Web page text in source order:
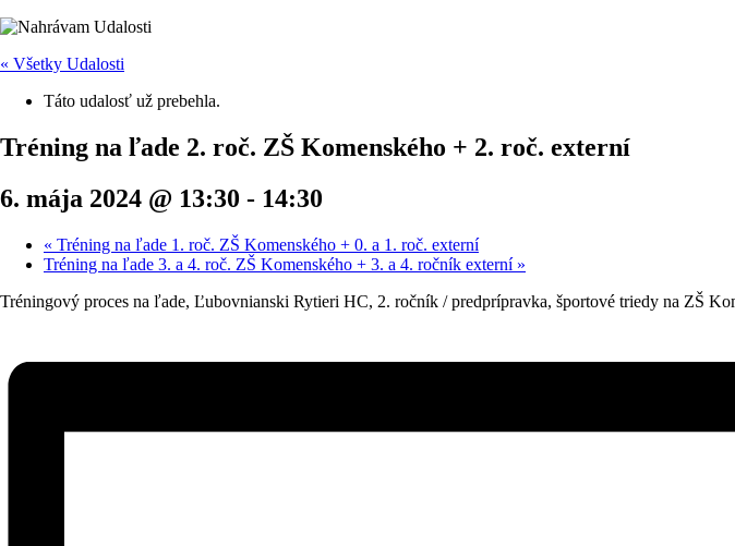
« Všetky Udalosti
Táto udalosť už prebehla.
Tréning na ľade 2. roč. ZŠ Komenského + 2. roč. externí
6. mája 2024 @ 13:30 - 14:30
« Tréning na ľade 1. roč. ZŠ Komenského + 0. a 1. roč. externí
Tréning na ľade 3. a 4. roč. ZŠ Komenského + 3. a 4. ročník externí »
Tréningový proces na ľade, Ľubovnianski Rytieri HC, 2. ročník / predprípravka, športové triedy na ZŠ